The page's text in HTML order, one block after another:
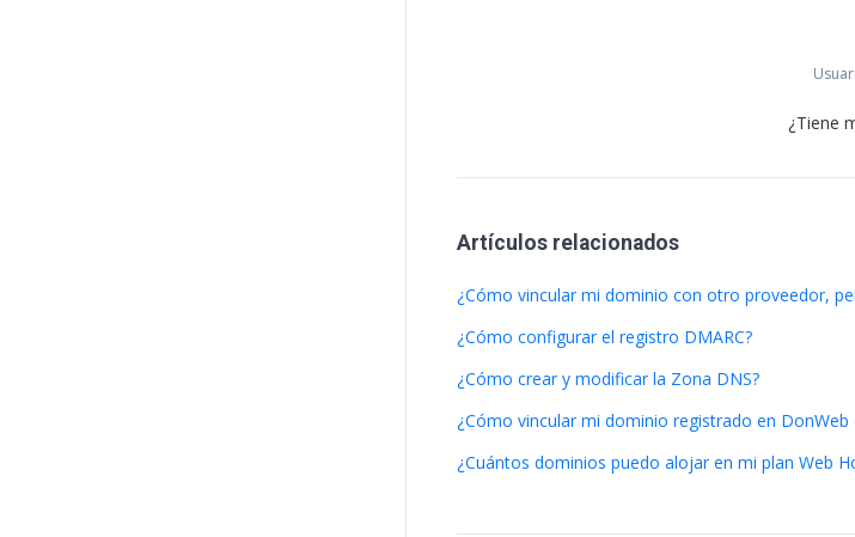
¿Tiene
Artículos relacionados
¿Cómo vincular mi dominio con otro proveedor,
¿Cómo configurar el registro DMARC?
¿Cómo crear y modificar la Zona DNS?
¿Cómo vincular mi dominio registrado en DonWeb
¿Cuántos dominios puedo alojar en mi plan Web